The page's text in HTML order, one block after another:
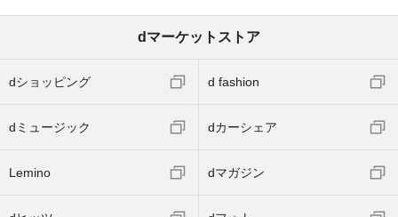
dマーケットストア
dショッピング d fashion
dミュージック dカーシェア
Lemino dマガジン